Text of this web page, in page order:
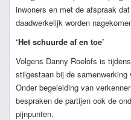
inwoners en met de afspraak
daadwerkelijk worden
‘Het schuurde af en toe’
Volgens Danny Roelofs is
stilgestaan bij de
Onder begeleiding van
bespraken de partijen ook de
pijnpunten.